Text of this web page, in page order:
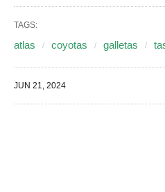
TAGS:
atlas coyotas galletas
JUN 21, 2024